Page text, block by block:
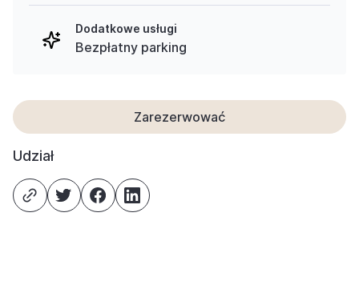
Dodatkowe usługi
Bezpłatny parking
Zarezerwować
Udział